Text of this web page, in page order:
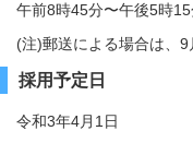
午前8時45分〜午後5時
(注)郵送による場合は、
採用予定日
令和3年4月1日